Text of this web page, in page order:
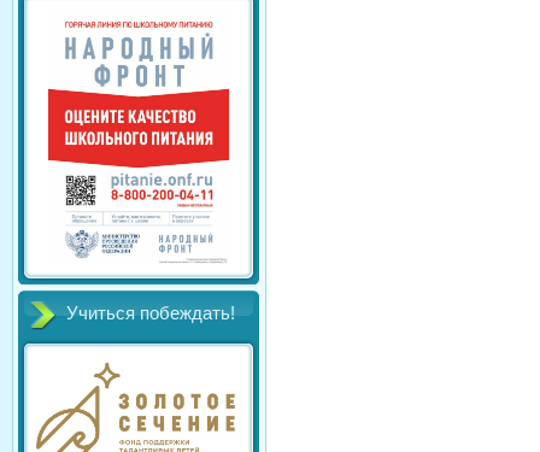
Учиться побеждать!